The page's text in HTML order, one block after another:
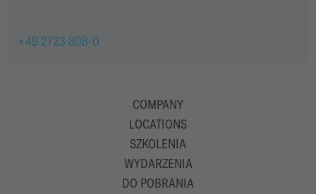
+49 2723 808-0
COMPANY
LOCATIONS
SZKOLENIA
WYDARZENIA
DO POBRANIA